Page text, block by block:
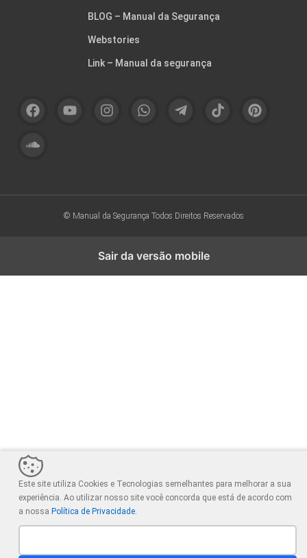
BLOG – Manual da Segurança
Webstories
Link – Manual da segurança
© Manual da Segurança Todos Direitos Reservados
Este site utiliza Cookies e Tecnologias semelhantes para melhorar a sua
experiência. Ao utilizar nosso site você concorda que está de acordo com
a nossa Política de Privacidade.
Sair da versão mobile